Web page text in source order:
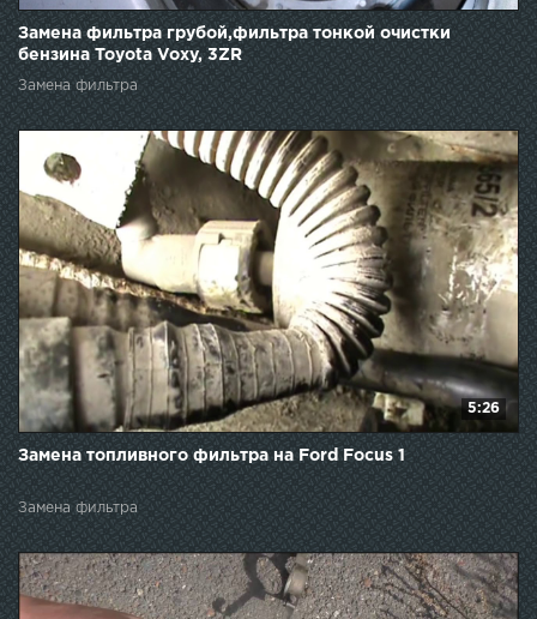
Замена фильтра грубой,фильтра тонкой очистки
бензина Toyota Voxy, 3ZR
Замена фильтра
5:26
Замена топливного фильтра на Ford Focus 1
Замена фильтра